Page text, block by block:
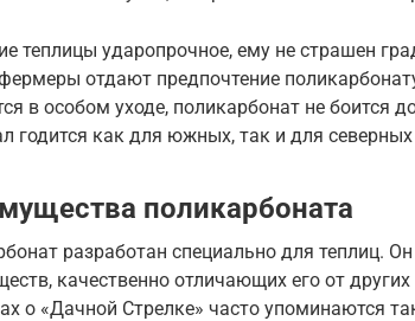
теплицы ударопрочное, ему не страшен
отдают предпочтение
в особом уходе, поликарбонат не боится
годится как для южных, так и для
поликарбоната
разработан специально для теплиц.
качественно отличающих его от
о «Дачной Стрелке» часто упоминаются